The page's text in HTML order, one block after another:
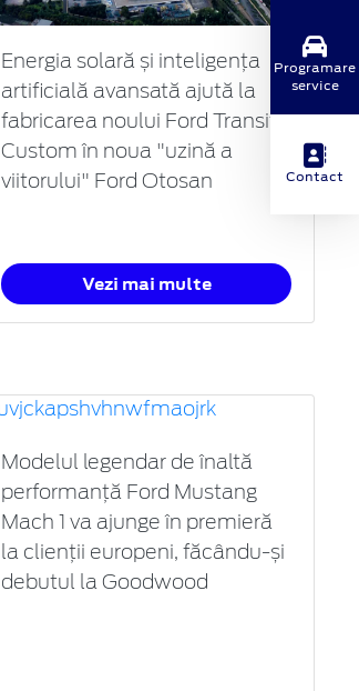
Energia solară și inteligența
artificială avansată ajută la
fabricarea noului Ford Transit
Custom în noua "uzină a
viitorului" Ford Otosan
Vezi mai multe
Modelul legendar de înaltă
performanță Ford Mustang
Mach 1 va ajunge în premieră
la clienții europeni, făcându-și
debutul la Goodwood
Programare
service
Contact